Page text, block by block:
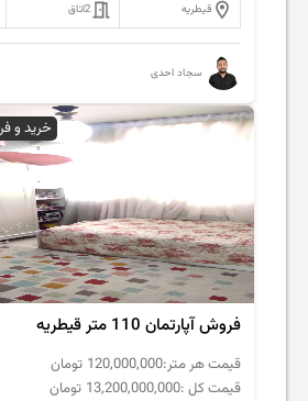
قیطریه 2اتاق
سجاد احدی
خرید و
فروش آپارتمان 110 متر قیطریه
قیمت هر متر:120,000,000 تومان
قیمت کل :13,200,000,000 تومان